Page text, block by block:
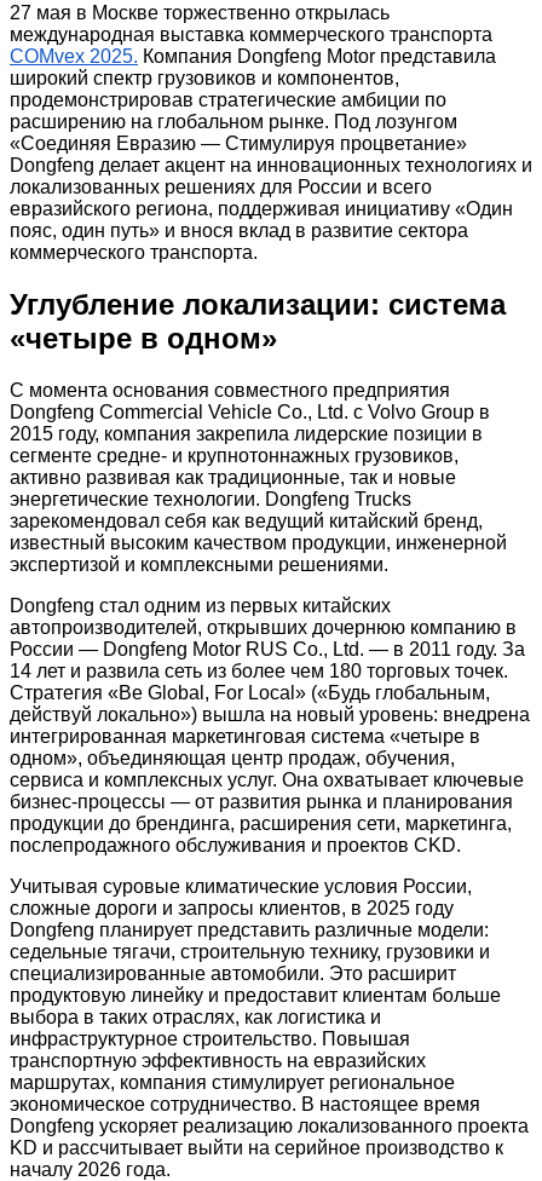
27 мая в Москве торжественно открылась
международная выставка коммерческого транспорта
COMvex 2025. Компания Dongfeng Motor представила
широкий спектр грузовиков и компонентов,
продемонстрировав стратегические амбиции по
расширению на глобальном рынке. Под лозунгом
«Соединяя Евразию — Стимулируя процветание»
Dongfeng делает акцент на инновационных технологиях и
локализованных решениях для России и всего
евразийского региона, поддерживая инициативу «Один
пояс, один путь» и внося вклад в развитие сектора
коммерческого транспорта.
Углубление локализации: система
«четыре в одном»
С момента основания совместного предприятия
Dongfeng Commercial Vehicle Co., Ltd. с Volvo Group в
2015 году, компания закрепила лидерские позиции в
сегменте средне- и крупнотоннажных грузовиков,
активно развивая как традиционные, так и новые
энергетические технологии. Dongfeng Trucks
зарекомендовал себя как ведущий китайский бренд,
известный высоким качеством продукции, инженерной
экспертизой и комплексными решениями.
Dongfeng стал одним из первых китайских
автопроизводителей, открывших дочернюю компанию в
России — Dongfeng Motor RUS Co., Ltd. — в 2011 году. За
14 лет и развила сеть из более чем 180 торговых точек.
Стратегия «Be Global, For Local» («Будь глобальным,
действуй локально») вышла на новый уровень: внедрена
интегрированная маркетинговая система «четыре в
одном», объединяющая центр продаж, обучения,
сервиса и комплексных услуг. Она охватывает ключевые
бизнес-процессы — от развития рынка и планирования
продукции до брендинга, расширения сети, маркетинга,
послепродажного обслуживания и проектов CKD.
Учитывая суровые климатические условия России,
сложные дороги и запросы клиентов, в 2025 году
Dongfeng планирует представить различные модели:
седельные тягачи, строительную технику, грузовики и
специализированные автомобили. Это расширит
продуктовую линейку и предоставит клиентам больше
выбора в таких отраслях, как логистика и
инфраструктурное строительство. Повышая
транспортную эффективность на евразийских
маршрутах, компания стимулирует региональное
экономическое сотрудничество. В настоящее время
Dongfeng ускоряет реализацию локализованного проекта
KD и рассчитывает выйти на серийное производство к
началу 2026 года.